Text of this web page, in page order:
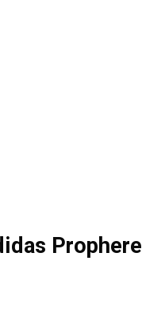
Prophere